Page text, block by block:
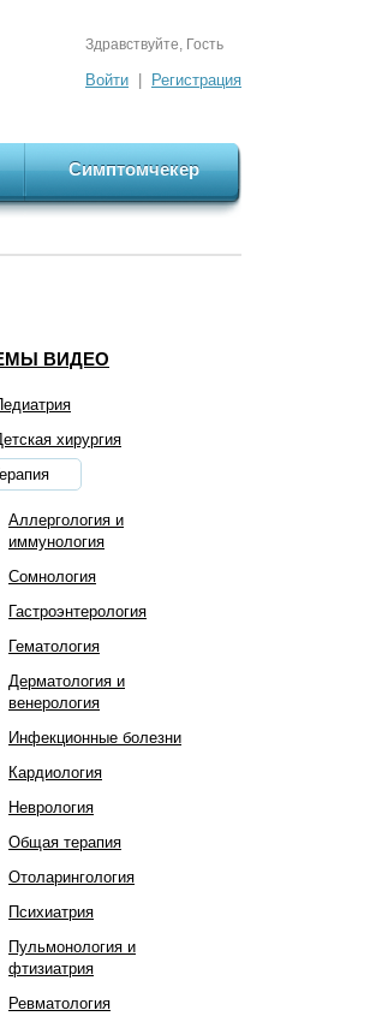
Здравствуйте, Гость
Войти Регистрация
Симптомчекер
ВИДЕО
хирургия
Аллергология и
иммунология
Сомнология
Гастроэнтерология
Гематология
Дерматология и
венерология
Инфекционные болезни
Кардиология
Неврология
Общая терапия
Отоларингология
Психиатрия
Пульмонология и
фтизиатрия
Ревматология